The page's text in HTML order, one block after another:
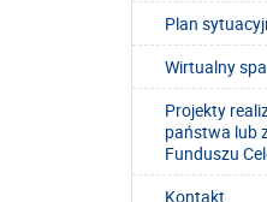
Plan
Wirtualny
Projekty
państwa lub
Funduszu
Kontakt